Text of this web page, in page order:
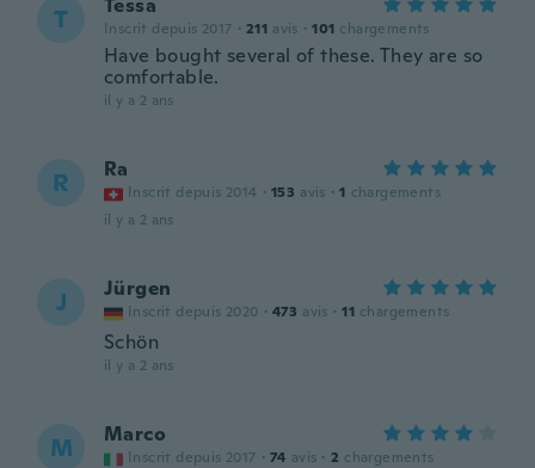
T Tessa
Inscrit depuis 2017 · 211 avis · 101 chargements
Have bought several of these. They are so
comfortable.
il y a 2 ans
R Ra
Inscrit depuis 2014 · 153 avis · 1 chargements
il y a 2 ans
J Jürgen
Inscrit depuis 2020 · 473 avis · 11 chargements
Schön
il y a 2 ans
M Marco
Inscrit depuis 2017 · 74 avis · 2 chargements